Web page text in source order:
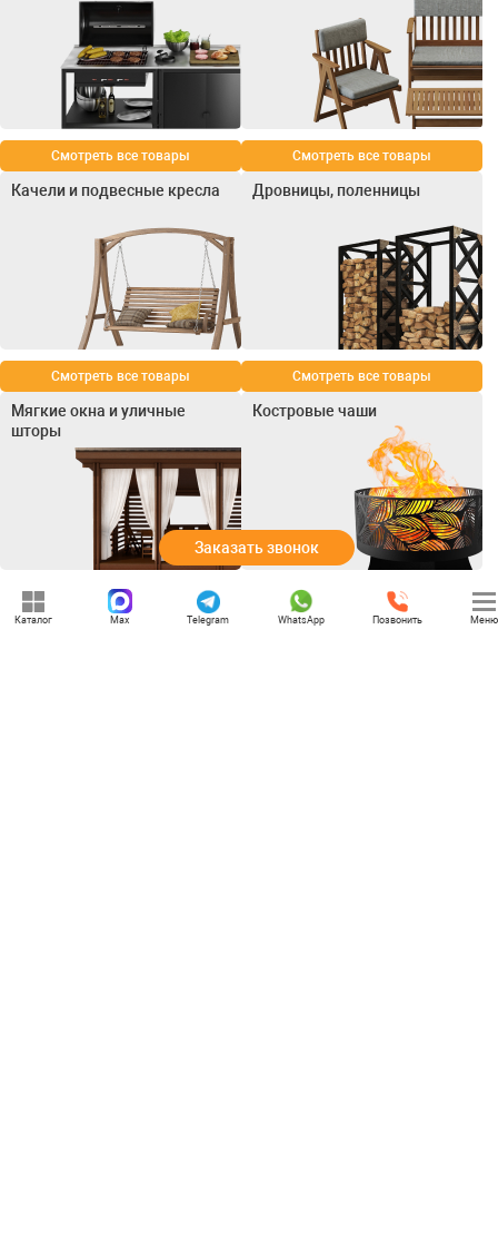
Смотреть все товары Смотреть все товары
Качели и подвесные кресла
Смотреть все товары
Дровницы, поленницы
Смотреть все товары
Мягкие окна и уличные
шторы
Смотреть все товары
Костровые чаши
Смотреть все товары
Заказать звонок
Каталог Max Telegram WhatsApp Позвонить Меню